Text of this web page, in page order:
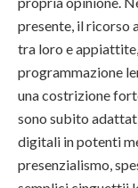
presente, il ricorso
tra loro e
programmazione
una costrizione
sono subito
digitali in potenti
presenzialismo,